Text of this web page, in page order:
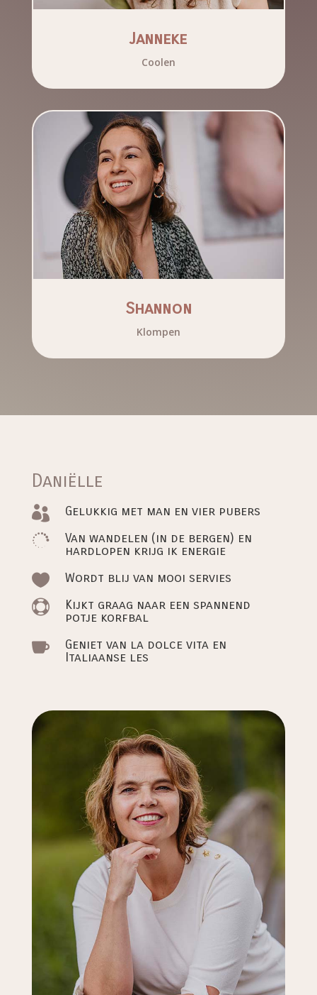
Janneke
Coolen
Shannon
Klompen
Daniëlle
 Gelukkig met man en vier pubers

Van wandelen (in de bergen) en
hardlopen krijg ik energie
 Wordt blij van mooi servies

Kijkt graag naar een spannend
potje korfbal

Geniet van la dolce vita en
Italiaanse les